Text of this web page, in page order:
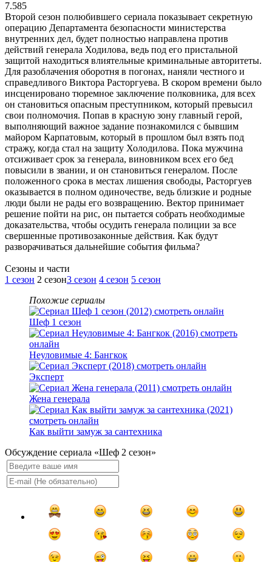
7.585
Второй сезон полюбившего сериала показывает секретную
операцию Департамента безопасности министерства
внутренних дел, будет полностью направлена против
действий генерала Ходилова, ведь под его пристальной
защитой находиться влиятельные криминальные авторитеты.
Для разоблачения оборотня в погонах, наняли честного и
справедливого Виктора Расторгуева. В скором времени было
инсценировано тюремное заключение полковника, для всех
он становиться опасным преступником, который превысил
свои полномочия. Попав в красную зону главный герой,
выполняющий важное задание познакомился с бывшим
майором Карпатовым, который в прошлом был взять под
стражу, когда стал на защиту Холодилова. Пока мужчина
отсиживает срок за генерала, виновником всех его бед
повысили в звании, и он становиться генералом. После
положенного срока в местах лишения свободы, Расторгуев
оказывается в полном одиночестве, ведь близкие и родные
люди были не рады его возвращению. Вектор принимает
решение пойти на рис, он пытается собрать необходимые
доказательства, чтобы осудить генерала полиции за все
свершенные противозаконные действия. Как будут
разворачиваться дальнейшие события фильма?
Cезоны и части
1 сезон 2 сезон3 сезон 4 сезон 5 сезон
Похожие сериалы
Шеф 1 сезон
Неуловимые 4: Бангкок
Эксперт
Жена генерала
Как выйти замуж за сантехника
Обсуждение сериала «Шеф 2 сезон»